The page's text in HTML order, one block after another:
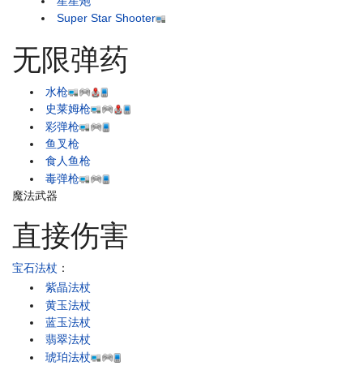
Super Star Shooter
无限弹药
水枪
史莱姆枪
彩弹枪
鱼叉枪
食人鱼枪
毒弹枪
魔法武器
直接伤害
宝石法杖 ：
紫晶法杖
黄玉法杖
蓝玉法杖
翡翠法杖
琥珀法杖